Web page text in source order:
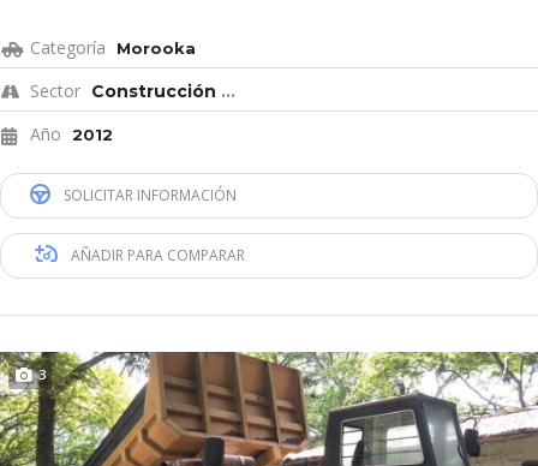
Categoría Morooka
Sector Construcción ...
Año 2012
SOLICITAR INFORMACIÓN
AÑADIR PARA COMPARAR
3